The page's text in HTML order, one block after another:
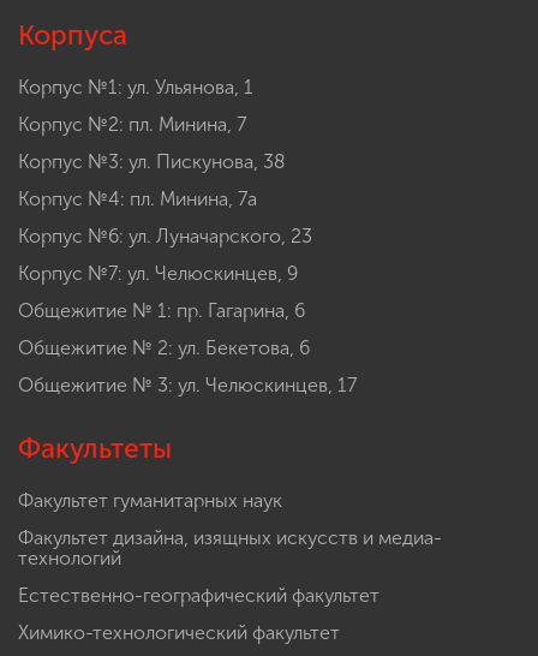
Корпуса
Корпус №1: ул. Ульянова, 1
Корпус №2: пл. Минина, 7
Корпус №3: ул. Пискунова, 38
Корпус №4: пл. Минина, 7а
Корпус №6: ул. Луначарского, 23
Корпус №7: ул. Челюскинцев, 9
Общежитие № 1: пр. Гагарина, 6
Общежитие № 2: ул. Бекетова, 6
Общежитие № 3: ул. Челюскинцев, 17
Факультеты
Факультет гуманитарных наук
Факультет дизайна, изящных искусств и медиа-
технологий
Естественно-географический факультет
Химико-технологический факультет